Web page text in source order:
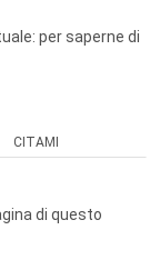
per saperne di
CITAMI
di questo